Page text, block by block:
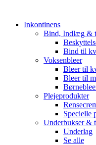
Inkontinens
Bind, Indlæg &
Bind til
Voksenbleer
Bleer til
Bleer til
Plejeprodukter
Specielle
Underbukser &
Underlag
Se alle